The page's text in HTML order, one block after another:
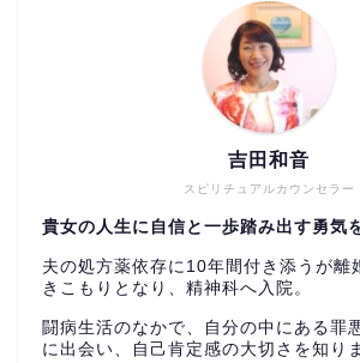
スピリチュアルカウンセラー
吉田和音
貴女の人生に自信と一歩踏み出す勇気
夫の処方薬依存に10年間付き添うが離
きこもりとなり、精神科へ入院。
闘病生活のなかで、自分の中にある罪
に出会い、自己肯定感の大切さを知り